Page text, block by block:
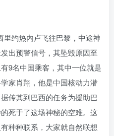
里约热内卢飞往巴黎，中途神
出预警信号，其坠毁原因至
9名中国乘客，其中一位就是
家肖翔，他是中国核动力潜
传其到巴西的任务为援助巴
死于了这场神秘的空难。这
种种联系，大家就自然联想